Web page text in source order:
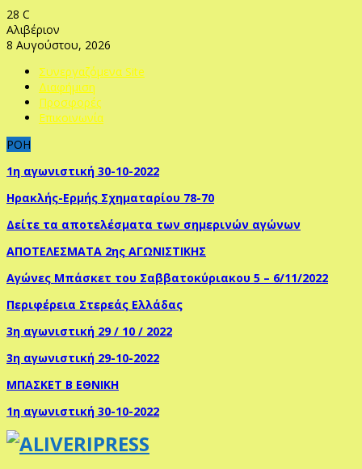
28 C
Αλιβέριον
8 Αυγούστου, 2026
Συνεργαζόμενα Site
Διαφήμιση
Προσφορές
Επικοινωνία
ΡΟΗ
1η αγωνιστική 30-10-2022
Ηρακλής-Ερμής Σχηματαρίου 78-70
Δείτε τα αποτελέσματα των σημερινών αγώνων
ΑΠΟΤΕΛΕΣΜΑΤΑ 2ης ΑΓΩΝΙΣΤΙΚΗΣ
Αγώνες Μπάσκετ του Σαββατοκύριακου 5 – 6/11/2022
Περιφέρεια Στερεάς Ελλάδας
3η αγωνιστική 29 / 10 / 2022
3η αγωνιστική 29-10-2022
ΜΠΑΣΚΕΤ B ΕΘΝΙΚΗ
1η αγωνιστική 30-10-2022